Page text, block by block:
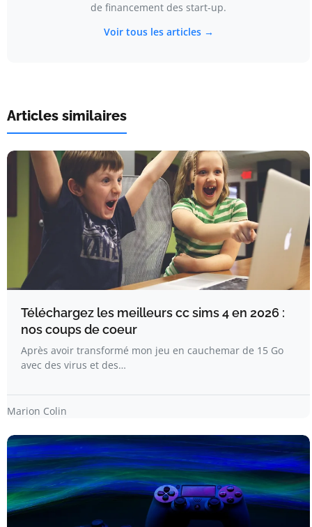
de financement des start-up.
Voir tous les articles →
Articles similaires
Téléchargez les meilleurs cc sims 4 en 2026 :
nos coups de coeur
Après avoir transformé mon jeu en cauchemar de 15 Go
avec des virus et des…
Marion Colin